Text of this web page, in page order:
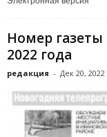
Номер газеты
2022 года
редакция - Дек 20, 2022